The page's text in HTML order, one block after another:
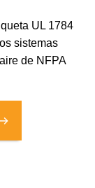
UL 1784
sistemas
de NFPA